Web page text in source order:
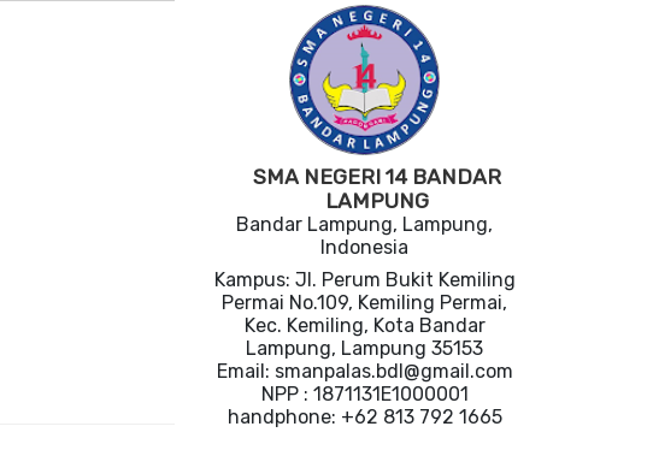
SMA NEGERI 14 BANDAR
LAMPUNG
Bandar Lampung, Lampung,
Indonesia
Kampus: Jl. Perum Bukit Kemiling
Permai No.109, Kemiling Permai,
Kec. Kemiling, Kota Bandar
Lampung, Lampung 35153
Email: smanpalas.bdl@gmail.com
NPP : 1871131E1000001
handphone: +62 813 792 1665